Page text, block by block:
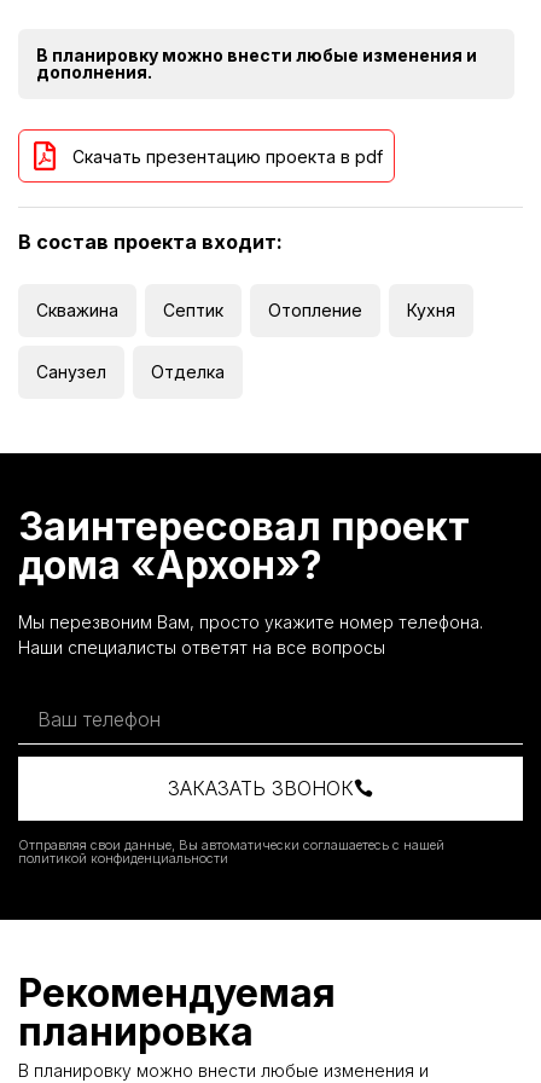
В планировку можно внести любые изменения и
дополнения.
Скачать презентацию проекта в pdf
В состав проекта входит:
Скважина Септик Отопление Кухня
Санузел Отделка
Заинтересовал проект
дома «Архон»?
Мы перезвоним Вам, просто укажите номер телефона.
Наши специалисты ответят на все вопросы
ЗАКАЗАТЬ ЗВОНОК
Отправляя свои данные, Вы автоматически соглашаетесь с нашей
политикой конфиденциальности
Рекомендуемая
планировка
В планировку можно внести любые изменения и